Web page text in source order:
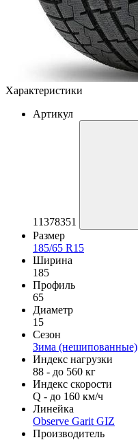
Характеристики
Артикул
11378351
Размер
185/65 R15
Ширина
185
Профиль
65
Диаметр
15
Сезон
Зима (нешипованные)
Индекс нагрузки
88 - до 560 кг
Индекс скорости
Q - до 160 км/ч
Линейка
Observe Garit GIZ
Производитель